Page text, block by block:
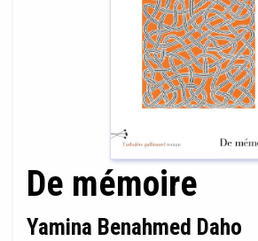
De mémoire
Yamina Benahmed Daho